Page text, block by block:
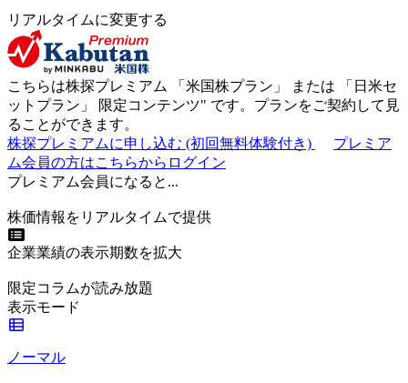
リアルタイムに変更する
こちらは株探プレミアム 「 米国株プラン 」 または 「 日米セ
ットプラン 」 限定コンテンツ" です。プランをご契約して見
ることができます。
株探プレミアムに申し込む (初回無料体験付き)
プレミア
ム会員の方はこちらからログイン
プレミアム会員になると...
株価情報をリアルタイムで提供
企業業績の表示期数を拡大
限定コラムが読み放題
表示モード
ノーマル